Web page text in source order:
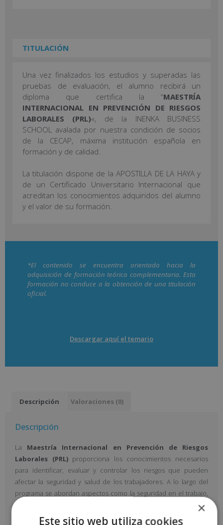
TITULACIÓN
Una vez finalizados los estudios y superadas las
pruebas de evaluación, el alumno recibirá un
diploma que certifica la “MAESTRÍA
INTERNACIONAL EN PREVENCIÓN DE RIESGOS
LABORALES (PRL)«, de la INENKA BUSINESS
SCHOOL avalada por nuestra condición de socios
de la CECAP, máxima institución española en
formación y de calidad.
La titulación dispone de la APOSTILLA DE LA HAYA y
de un Certificado Universitario Internacional que
acreditan los conocimientos adquiridos del alumno
y el valor de su formación.
*El contenido se encuentra orientado hacia la
adquisición de formación teórica complementaria. Esta
formación no conduce a la obtención de una titulación
oficial.
Descargar aquí el temario
Descripción Valoraciones (0)
Descripción
La Maestría Internacional en Prevención de Riesgos
Laborales (PRL)proporciona los conocimientos necesarios
para identificar, evaluar y controlar los riesgos que pueden
afectar la seguridad y salud de los trabajadores. A lo largo del
programa se abordan aspectos como la seguridad en el trabajo,
la higiene industrial, la ergonomía, la psicosociología aplicada y la
gestión de sistemas de prevención. Esta formación prepara a los
×
Este sitio web utiliza cookies